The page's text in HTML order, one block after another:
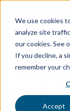
We use cookies
analyze site
our cookies. See
If you decline, a
remember your
Accept